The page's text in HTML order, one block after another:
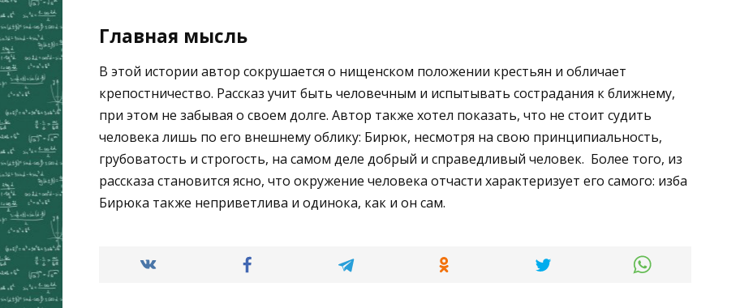
Главная мысль
В этой истории автор сокрушается о нищенском положении крестьян и обличает
крепостничество. Рассказ учит быть человечным и испытывать сострадания к ближнему,
при этом не забывая о своем долге. Автор также хотел показать, что не стоит судить
человека лишь по его внешнему облику: Бирюк, несмотря на свою принципиальность,
грубоватость и строгость, на самом деле добрый и справедливый человек. Более того, из
рассказа становится ясно, что окружение человека отчасти характеризует его самого: изба
Бирюка также неприветлива и одинока, как и он сам.